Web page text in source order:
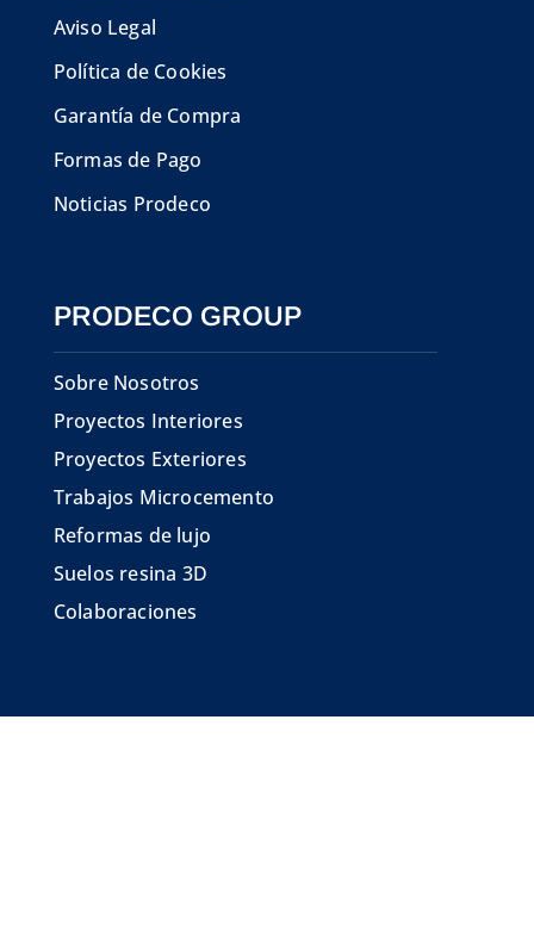
Aviso Legal
Política de Cookies
Garantía de Compra
Formas de Pago
Noticias Prodeco
PRODECO GROUP
Sobre Nosotros
Proyectos Interiores
Proyectos Exteriores
Trabajos Microcemento
Reformas de lujo
Suelos resina 3D
Colaboraciones